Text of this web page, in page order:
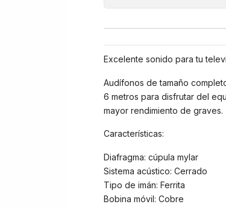
Excelente sonido para tu
Audífonos de tamaño
6 metros para disfrutar del
mayor rendimiento de graves.
Características:
Diafragma: cúpula mylar
Sistema acústico: Cerrado
Tipo de imán: Ferrita
Bobina móvil: Cobre